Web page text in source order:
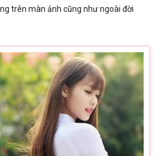
trên màn ảnh cũng như ngoài đời